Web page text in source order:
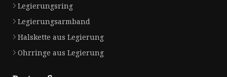
Legierungsring
Legierungsarmband
Halskette aus Legierung
Ohrringe aus Legierung